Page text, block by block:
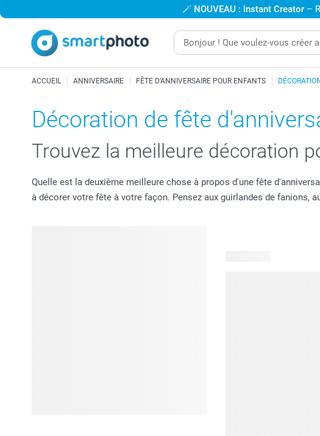
🪄 NOUVEAU : Instant Creator –
ACCUEIL ANNIVERSAIRE FÊTE D’ANNIVERSAIRE POUR ENFANTS
Décoration de fête
Trouvez la meilleure décoration
Quelle est la deuxième meilleure chose à propos d'une fête
à décorer votre fête à votre façon. Pensez aux guirlandes de fanions,